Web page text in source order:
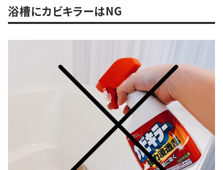
浴槽にカビキラーはNG